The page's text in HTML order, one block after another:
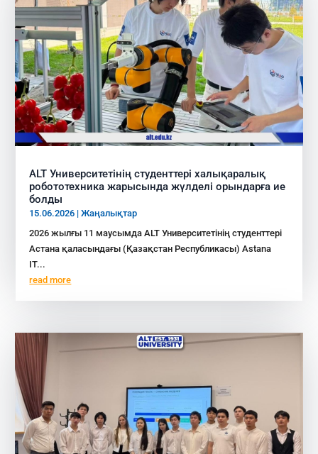
ALT Университетінің студенттері халықаралық
робототехника жарысында жүлделі орындарға ие
болды
15.06.2026 |Жаңалықтар
2026 жылғы 11 маусымда ALT Университетінің студенттері
Астана қаласындағы (Қазақстан Республикасы) Astana
IT...
read more